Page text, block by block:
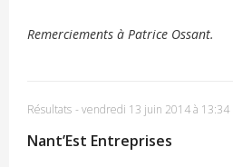
Remerciements à Patrice Ossant.
Résultats - vendredi 13 juin 2014 à 13:34
Nant’Est Entreprises